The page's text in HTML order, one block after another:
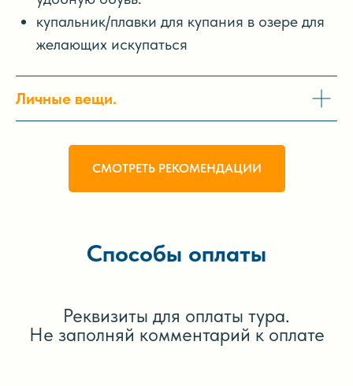
купальник/плавки для купания в озере для
желающих искупаться
Личные вещи.
СМОТРЕТЬ РЕКОМЕНДАЦИИ
Способы оплаты
Реквизиты для оплаты тура.
Не заполняй комментарий к оплате